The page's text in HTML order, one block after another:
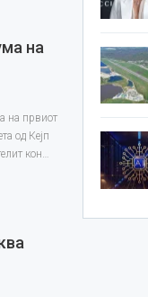
на
на првиот
од Кејп
кон…